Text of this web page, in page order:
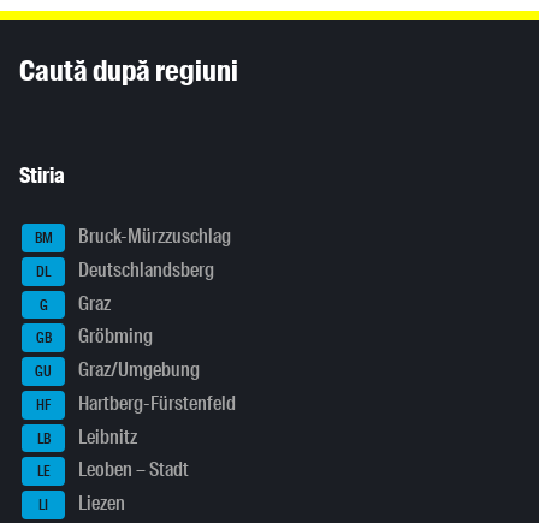
Caută după regiuni
Stiria
BM Bruck-Mürzzuschlag
DL Deutschlandsberg
G Graz
GB Gröbming
GU Graz/Umgebung
HF Hartberg-Fürstenfeld
LB Leibnitz
LE Leoben – Stadt
LI Liezen